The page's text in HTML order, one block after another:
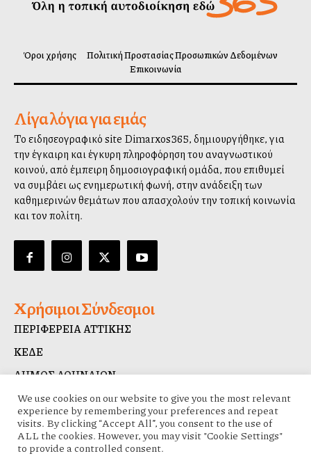
Όροι χρήσης
Πολιτική Προστασίας Προσωπικών Δεδομένων
Επικοινωνία
Λίγα λόγια για εμάς
Το ειδησεογραφικό site Dimarxos365, δημιουργήθηκε, για
την έγκαιρη και έγκυρη πληροφόρηση του αναγνωστικού
κοινού, από έμπειρη δημοσιογραφική ομάδα, που επιθυμεί
να συμβάλλει ως ενημερωτική φωνή, στην ανάδειξη των
καθημερινών θεμάτων που απασχολούν την τοπική κοινωνία
και τον πολίτη.
Χρήσιμοι Σύνδεσμοι
ΠΕΡΙΦΕΡΕΙΑ ΑΤΤΙΚΗΣ
ΚΕΔΕ
ΔΗΜΟΣ ΑΘΗΝΑΙΩΝ
ΔΙΑΥΓΕΙΑ
We use cookies on our website to give you the most relevant
experience by remembering your preferences and repeat
visits. By clicking “Accept All”, you consent to the use of
ALL the cookies. However, you may visit "Cookie Settings"
to provide a controlled consent.